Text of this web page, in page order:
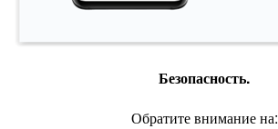
Безопасность.
Обратите внимание на: